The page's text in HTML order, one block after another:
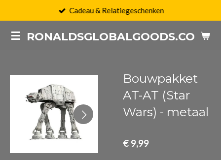
naar
RONALDSGLOBALGOODS.COM
Cadeau & Relatiegeschenken
Bouwpakket
AT-AT (Star
Wars) - metaal
€ 9,99